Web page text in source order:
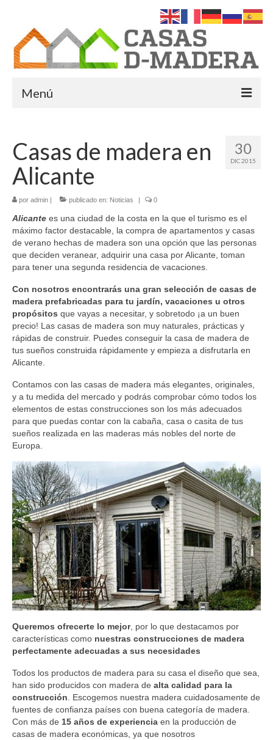
Menú
Quiénes Somos
Servicios
Casas de Madera
Casas Americanas en Murcia
Casas de madera modernas
Pérgolas de Madera en Murcia
Casas Cubo en Murcia
Ofertas
Contacto
30
DIC 2015
Casas de madera en
Alicante
por admin | publicado en: Noticias | 0
Alicante es una ciudad de la costa en la que el turismo es el
máximo factor destacable, la compra de apartamentos y casas
de verano hechas de madera son una opción que las personas
que deciden veranear, adquirir una casa por Alicante, toman
para tener una segunda residencia de vacaciones.
Con nosotros encontrarás una gran selección de casas de
madera prefabricadas para tu jardín, vacaciones u otros
propósitos que vayas a necesitar, y sobretodo ¡a un buen
precio! Las casas de madera son muy naturales, prácticas y
rápidas de construir. Puedes conseguir la casa de madera de
tus sueños construida rápidamente y empieza a disfrutarla en
Alicante.
Contamos con las casas de madera más elegantes, originales,
y a tu medida del mercado y podrás comprobar cómo todos los
elementos de estas construcciones son los más adecuados
para que puedas contar con la cabaña, casa o casita de tus
sueños realizada en las maderas más nobles del norte de
Europa.
Queremos ofrecerte lo mejor, por lo que destacamos por
características como nuestras construcciones de madera
perfectamente adecuadas a sus necesidades
Todos los productos de madera para su casa el diseño que sea,
han sido producidos con madera de alta calidad para la
construcción. Escogemos nuestra madera cuidadosamente de
fuentes de confianza países con buena categoría de madera.
Con más de 15 años de experiencia en la producción de
casas de madera económicas, ya que nosotros